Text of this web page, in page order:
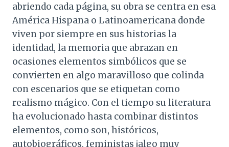
abriendo cada página, su obra se centra en esa
América Hispana o Latinoamericana donde
viven por siempre en sus historias la
identidad, la memoria que abrazan en
ocasiones elementos simbólicos que se
convierten en algo maravilloso que colinda
con escenarios que se etiquetan como
realismo mágico. Con el tiempo su literatura
ha evolucionado hasta combinar distintos
elementos, como son, históricos,
autobiográficos, feministas ¡algo muy